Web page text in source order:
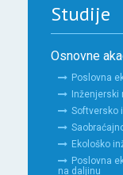
Studije
Osnovne
Poslovna
Softversko
Ekološko
Poslovna
na daljinu